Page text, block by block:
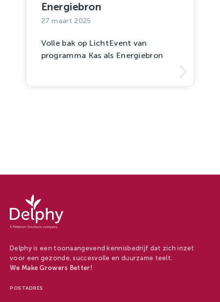
Energiebron
27 maart 2025
Volle bak op LichtEvent van
programma Kas als Energiebron
Delphy
-
Delphy
Delphy is een toonaangevend kennisbedrijf dat zich inzet
voor een gezonde, succesvolle en duurzame teelt.
We Make Growers Better!
POSTADRES